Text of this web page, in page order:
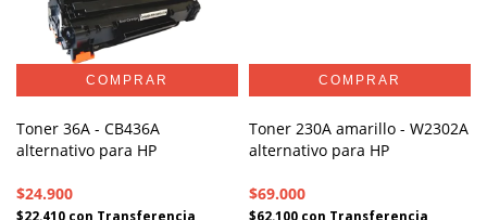
Toner 36A - CB436A
alternativo para HP
$24.900
$22.410 con Transferencia
Toner 230A amarillo - W2302A
alternativo para HP
$69.000
$62.100 con Transferencia